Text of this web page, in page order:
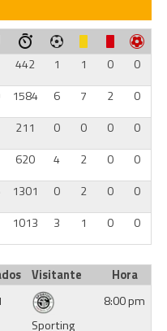
442 1 1 0
0
1584 6 7 2
0
211 0 0 0
0
620 4 2 0
0
1301 0 2 0
0
1013 3 1 0 0
Visitante
Hora
Sporting
8:00 pm